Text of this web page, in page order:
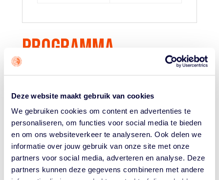
Deze website maakt gebruik van cookies
We gebruiken cookies om content en advertenties te
personaliseren, om functies voor social media te bieden
en om ons websiteverkeer te analyseren. Ook delen we
informatie over jouw gebruik van onze site met onze
partners voor social media, adverteren en analyse. Deze
partners kunnen deze gegevens combineren met andere
PROGRAMMA
1 – 7 juni 2026: De 3×3 Vrouwen pakken knap brons
in Warschau, Polen.